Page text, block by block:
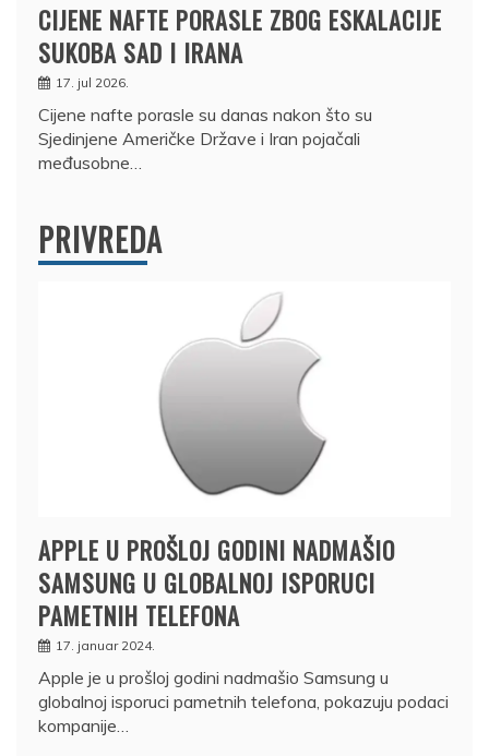
CIJENE NAFTE PORASLE ZBOG ESKALACIJE
SUKOBA SAD I IRANA
17. jul 2026.
Cijene nafte porasle su danas nakon što su
Sjedinjene Američke Države i Iran pojačali
međusobne…
PRIVREDA
APPLE U PROŠLOJ GODINI NADMAŠIO
SAMSUNG U GLOBALNOJ ISPORUCI
PAMETNIH TELEFONA
17. januar 2024.
Apple je u prošloj godini nadmašio Samsung u
globalnoj isporuci pametnih telefona, pokazuju podaci
kompanije…